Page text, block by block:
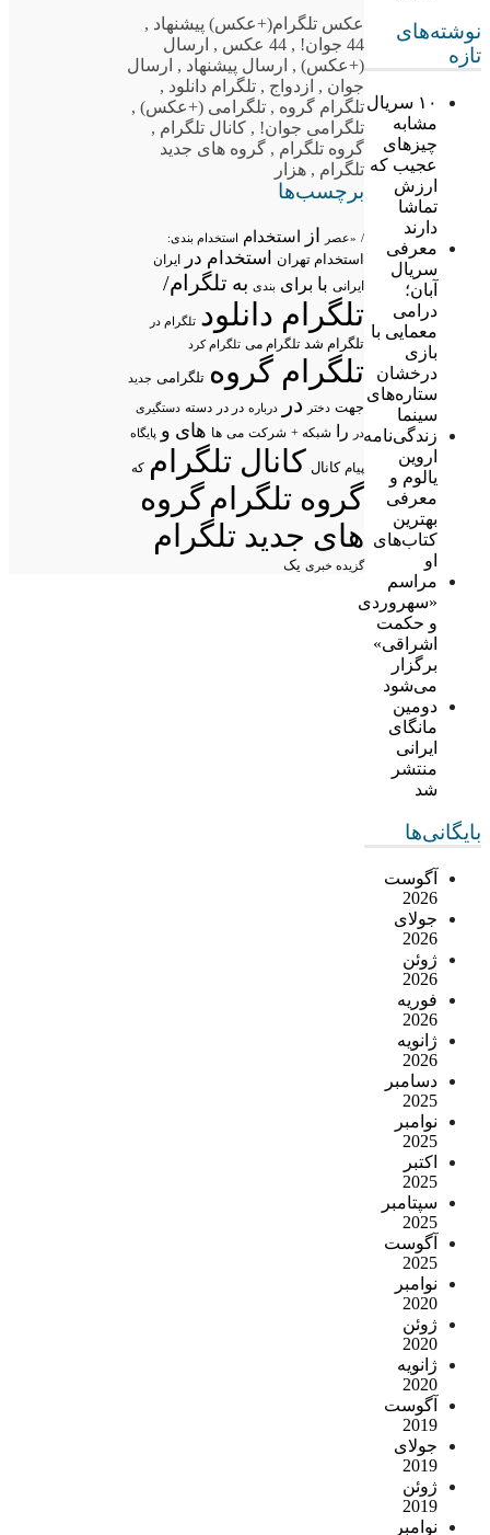
نوشته‌های
تازه
۱۰ سریال
مشابه
چیزهای
عجیب که
ارزش
تماشا
دارند
معرفی
سریال
آبان؛
درامی
معمایی با
بازی
درخشان
ستاره‌های
سینما
زندگی‌نامه
اروین
یالوم و
معرفی
بهترین
کتاب‌های
او
مراسم
«سهروردی
و حکمت
اشراقی»
برگزار
می‌شود
دومین
مانگای
ایرانی
منتشر
شد
بایگانی‌ها
آگوست
2026
جولای
2026
ژوئن
2026
فوریه
2026
ژانویه
2026
دسامبر
2025
نوامبر
2025
اکتبر
2025
سپتامبر
2025
آگوست
2025
نوامبر
2020
ژوئن
2020
ژانویه
2020
آگوست
2019
جولای
2019
ژوئن
2019
نوامبر
عکس تلگرام(+عکس) پیشنهاد ,
44 جوان!
, 44 عکس , ارسال
(+عکس), ارسال پیشنهاد , ارسال
جوان , ازدواج , تلگرام دانلود ,
تلگرام گروه , تلگرامی (+عکس),
تلگرامی جوان! , کانال تلگرام ,
گروه تلگرام , گروه های جدید
تلگرام , هزار
برچسب‌ها
/ «عصر از استخدام استخدام بندی:
استخدام تهران استخدام در ایران
ایرانی با برای بندی به تلگرام/
تلگرام دانلود تلگرام در
تلگرام شد تلگرام می تلگرام کرد
تلگرام گروه تلگرامی جدید
جهت دختر در درباره در در دسته دستگیری
در
را شبکه + شرکت می ها های و پایگاه
پیام کانال کانال تلگرام که
گروه تلگرامگروه
های جدید تلگرام
گزیده خبری یک